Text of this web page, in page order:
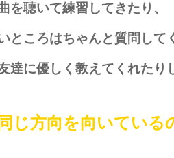
を聴いて練習してきたり、
ところはちゃんと質問して
達に優しく教えてくれたり
じ方向を向いてい